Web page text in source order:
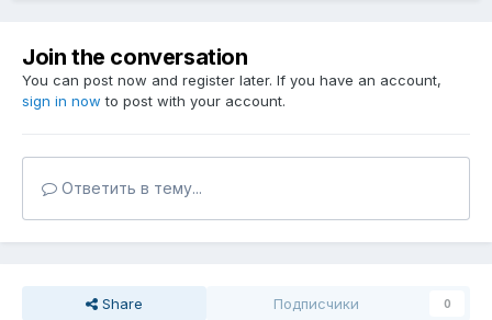
Join the conversation
You can post now and register later. If you have an account,
sign in now to post with your account.
Ответить в тему...
Share Подписчики 0